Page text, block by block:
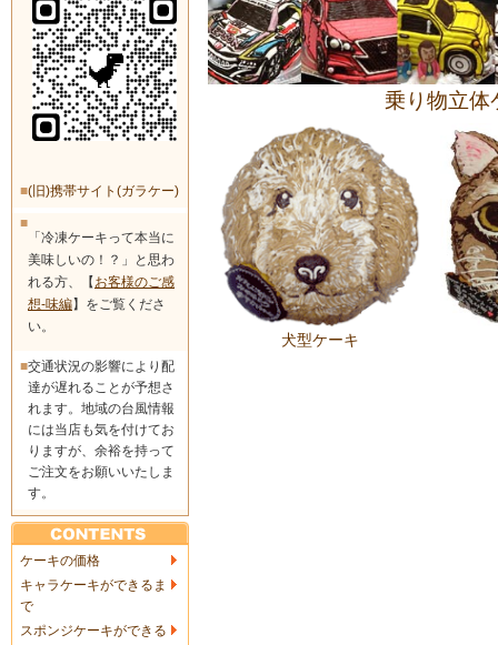
■(旧)携帯サイト(ガラケー)
■
「冷凍ケーキって本当に
美味しいの！？」と思わ
れる方、【 お客様のご感
想-味編】をご覧くださ
い。
■交通状況の影響により配
達が遅れることが予想さ
れます。地域の台風情報
には当店も気を付けてお
りますが、余裕を持って
ご注文をお願いいたしま
す。
ケーキの価格
キャラケーキができるま
で
スポンジケーキができる
乗り物立体
犬型ケーキ